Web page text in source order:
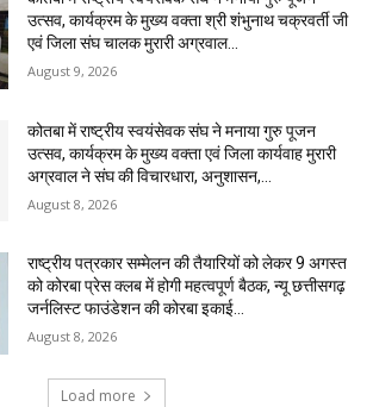
उत्सव, कार्यक्रम के मुख्य वक्ता श्री शंभुनाथ चक्रवर्ती जी
एवं जिला संघ चालक मुरारी अग्रवाल...
August 9, 2026
कोतबा में राष्ट्रीय स्वयंसेवक संघ ने मनाया गुरु पूजन
उत्सव, कार्यक्रम के मुख्य वक्ता एवं जिला कार्यवाह मुरारी
अग्रवाल ने संघ की विचारधारा, अनुशासन,...
August 8, 2026
राष्ट्रीय पत्रकार सम्मेलन की तैयारियों को लेकर 9 अगस्त
को कोरबा प्रेस क्लब में होगी महत्वपूर्ण बैठक, न्यू छत्तीसगढ़
जर्नलिस्ट फाउंडेशन की कोरबा इकाई...
August 8, 2026
Load more